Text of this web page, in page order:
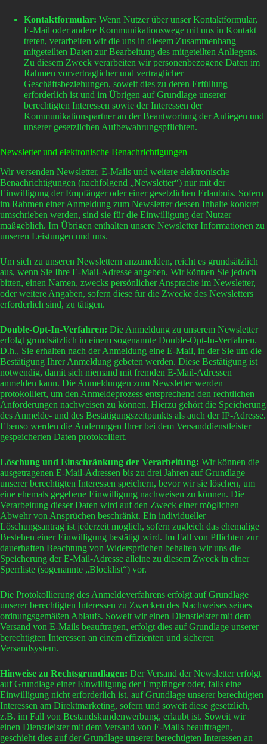
Kontaktformular: Wenn Nutzer über unser Kontaktformular,
E-Mail oder andere Kommunikationswege mit uns in Kontakt
treten, verarbeiten wir die uns in diesem Zusammenhang
mitgeteilten Daten zur Bearbeitung des mitgeteilten Anliegens.
Zu diesem Zweck verarbeiten wir personenbezogene Daten im
Rahmen vorvertraglicher und vertraglicher
Geschäftsbeziehungen, soweit dies zu deren Erfüllung
erforderlich ist und im Übrigen auf Grundlage unserer
berechtigten Interessen sowie der Interessen der
Kommunikationspartner an der Beantwortung der Anliegen und
unserer gesetzlichen Aufbewahrungspflichten.
Newsletter und elektronische Benachrichtigungen
Wir versenden Newsletter, E-Mails und weitere elektronische
Benachrichtigungen (nachfolgend „Newsletter“) nur mit der
Einwilligung der Empfänger oder einer gesetzlichen Erlaubnis. Sofern
im Rahmen einer Anmeldung zum Newsletter dessen Inhalte konkret
umschrieben werden, sind sie für die Einwilligung der Nutzer
maßgeblich. Im Übrigen enthalten unsere Newsletter Informationen zu
unseren Leistungen und uns.
Um sich zu unseren Newslettern anzumelden, reicht es grundsätzlich
aus, wenn Sie Ihre E-Mail-Adresse angeben. Wir können Sie jedoch
bitten, einen Namen, zwecks persönlicher Ansprache im Newsletter,
oder weitere Angaben, sofern diese für die Zwecke des Newsletters
erforderlich sind, zu tätigen.
Double-Opt-In-Verfahren: Die Anmeldung zu unserem Newsletter
erfolgt grundsätzlich in einem sogenannte Double-Opt-In-Verfahren.
D.h., Sie erhalten nach der Anmeldung eine E-Mail, in der Sie um die
Bestätigung Ihrer Anmeldung gebeten werden. Diese Bestätigung ist
notwendig, damit sich niemand mit fremden E-Mail-Adressen
anmelden kann. Die Anmeldungen zum Newsletter werden
protokolliert, um den Anmeldeprozess entsprechend den rechtlichen
Anforderungen nachweisen zu können. Hierzu gehört die Speicherung
des Anmelde- und des Bestätigungszeitpunkts als auch der IP-Adresse.
Ebenso werden die Änderungen Ihrer bei dem Versanddienstleister
gespeicherten Daten protokolliert.
Löschung und Einschränkung der Verarbeitung: Wir können die
ausgetragenen E-Mail-Adressen bis zu drei Jahren auf Grundlage
unserer berechtigten Interessen speichern, bevor wir sie löschen, um
eine ehemals gegebene Einwilligung nachweisen zu können. Die
Verarbeitung dieser Daten wird auf den Zweck einer möglichen
Abwehr von Ansprüchen beschränkt. Ein individueller
Löschungsantrag ist jederzeit möglich, sofern zugleich das ehemalige
Bestehen einer Einwilligung bestätigt wird. Im Fall von Pflichten zur
dauerhaften Beachtung von Widersprüchen behalten wir uns die
Speicherung der E-Mail-Adresse alleine zu diesem Zweck in einer
Sperrliste (sogenannte „Blocklist“) vor.
Die Protokollierung des Anmeldeverfahrens erfolgt auf Grundlage
unserer berechtigten Interessen zu Zwecken des Nachweises seines
ordnungsgemäßen Ablaufs. Soweit wir einen Dienstleister mit dem
Versand von E-Mails beauftragen, erfolgt dies auf Grundlage unserer
berechtigten Interessen an einem effizienten und sicheren
Versandsystem.
Hinweise zu Rechtsgrundlagen: Der Versand der Newsletter erfolgt
auf Grundlage einer Einwilligung der Empfänger oder, falls eine
Einwilligung nicht erforderlich ist, auf Grundlage unserer berechtigten
Interessen am Direktmarketing, sofern und soweit diese gesetzlich,
z.B. im Fall von Bestandskundenwerbung, erlaubt ist. Soweit wir
einen Dienstleister mit dem Versand von E-Mails beauftragen,
geschieht dies auf der Grundlage unserer berechtigten Interessen an